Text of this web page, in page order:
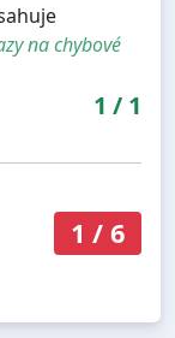
na chybové
1 / 1
1 / 6